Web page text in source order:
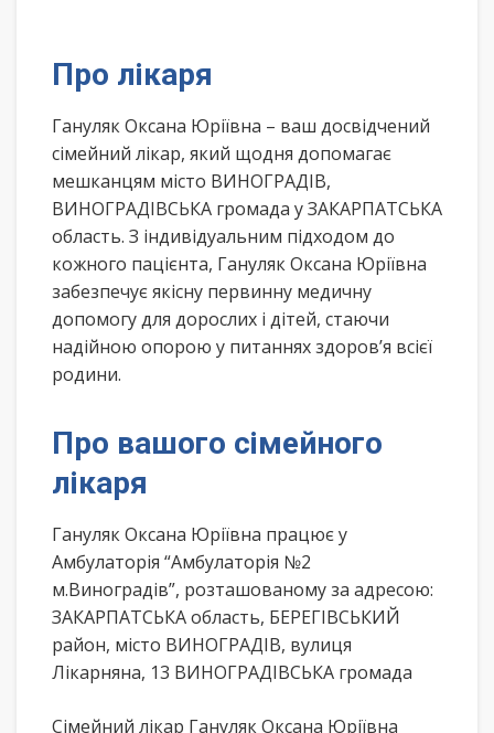
Про лікаря
Гануляк Оксана Юріївна – ваш досвідчений
сімейний лікар, який щодня допомагає
мешканцям місто ВИНОГРАДІВ,
ВИНОГРАДІВСЬКА громада у ЗАКАРПАТСЬКА
область. З індивідуальним підходом до
кожного пацієнта, Гануляк Оксана Юріївна
забезпечує якісну первинну медичну
допомогу для дорослих і дітей, стаючи
надійною опорою у питаннях здоров’я всієї
родини.
Про вашого сімейного
лікаря
Гануляк Оксана Юріївна працює у
Амбулаторія “Амбулаторія №2
м.Виноградів”, розташованому за адресою:
ЗАКАРПАТСЬКА область, БЕРЕГІВСЬКИЙ
район, місто ВИНОГРАДІВ, вулиця
Лікарняна, 13 ВИНОГРАДІВСЬКА громада
Сімейний лікар Гануляк Оксана Юріївна